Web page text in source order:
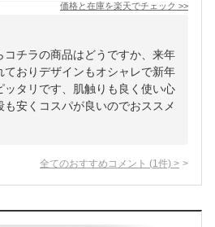
価格と在庫を楽天でチェック >>
コチラの商品はどうですか、来年
ておりデザインもオシャレで新年
ッタリです、肌触りも良く使い心
安くコスパが良いのでおススメ
全てのおすすめコメント (1 件) >